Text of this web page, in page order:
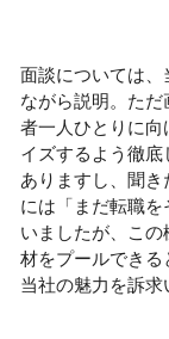
面談については
ながら説明。た
者一人ひとりに
イズするよう徹
ありますし、聞
には「まだ転職
いましたが、こ
材をプールでき
当社の魅力を訴求